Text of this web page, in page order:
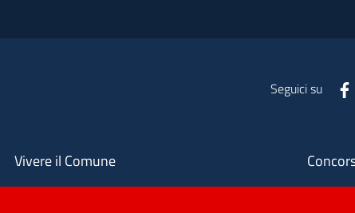
Seguici su
Vivere il Comune